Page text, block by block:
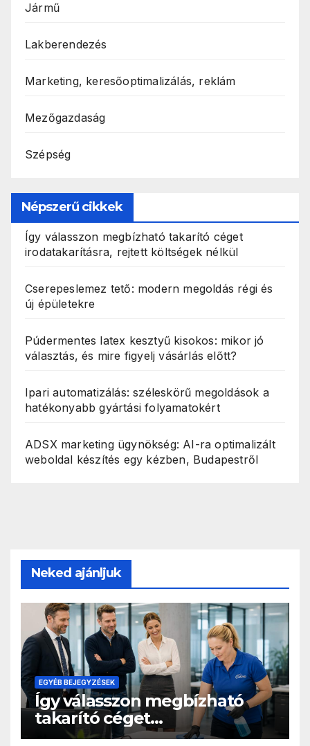
Jármű
Lakberendezés
Marketing, keresőoptimalizálás, reklám
Mezőgazdaság
Szépség
Népszerű cikkek
Így válasszon megbízható takarító céget
irodatakarításra, rejtett költségek nélkül
Cserepeslemez tető: modern megoldás régi és
új épületekre
Púdermentes latex kesztyű kisokos: mikor jó
választás, és mire figyelj vásárlás előtt?
Ipari automatizálás: széleskörű megoldások a
hatékonyabb gyártási folyamatokért
ADSX marketing ügynökség: AI-ra optimalizált
weboldal készítés egy kézben, Budapestről
Neked ajánljuk
EGYÉB BEJEGYZÉSEK
Így válasszon megbízható
takarító céget
irodatakarításra, rejtett